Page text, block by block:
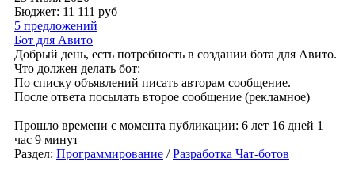
Бюджет: 11 111 руб
5 предложений
Бот для Авито
Добрый день, есть потребность в создании бота для Авито.
Что должен делать бот:
По списку объявлений писать авторам сообщение.
После ответа посылать второе сообщение (рекламное)
Прошло времени с момента публикации: 6 лет 16 дней 1
час 9 минут
Раздел: Программирование /Разработка Чат-ботов